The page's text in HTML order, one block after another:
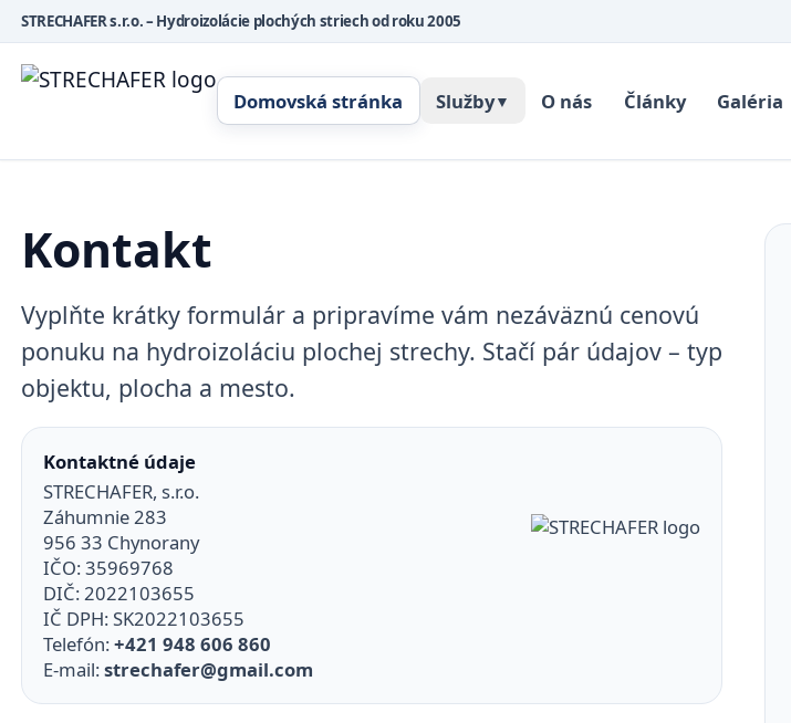
STRECHAFER s.r.o. – Hydroizolácie plochých striech od roku 2005
Domovská stránka Služby▼ O nás Články Galéria
Kontakt
Vyplňte krátky formulár a pripravíme vám nezáväznú cenovú
ponuku na hydroizoláciu plochej strechy. Stačí pár údajov – typ
objektu, plocha a mesto.
Kontaktné údaje
STRECHAFER, s.r.o.
Záhumnie 283
956 33 Chynorany
IČO: 35969768
DIČ: 2022103655
IČ DPH: SK2022103655
Telefón:+421 948 606 860
E-mail:strechafer@gmail.com